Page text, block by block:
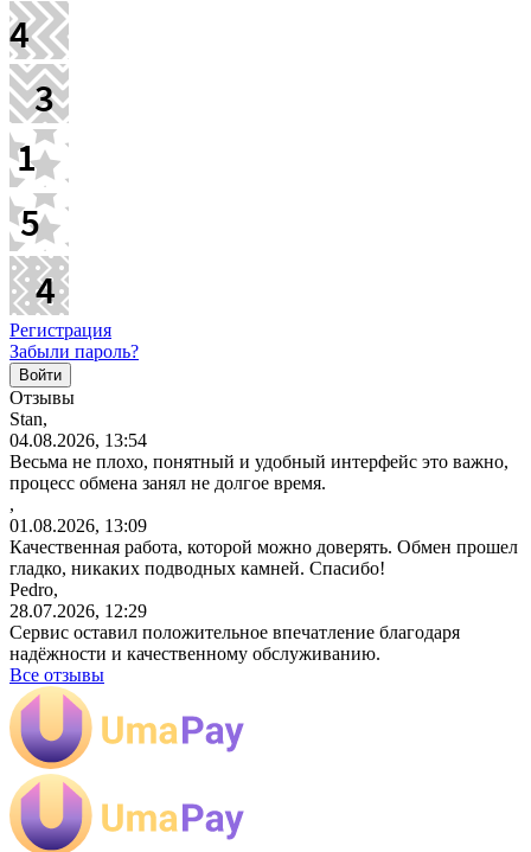
Регистрация
Забыли пароль?
Отзывы
Stan,
04.08.2026, 13:54
Весьма не плохо, понятный и удобный интерфейс это важно,
процесс обмена занял не долгое время.
,
01.08.2026, 13:09
Качественная работа, которой можно доверять. Обмен прошел
гладко, никаких подводных камней. Спасибо!
Pedro,
28.07.2026, 12:29
Сервис оставил положительное впечатление благодаря
надёжности и качественному обслуживанию.
Все отзывы